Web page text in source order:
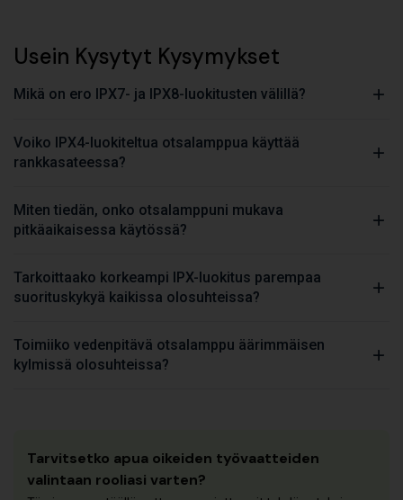
Usein Kysytyt Kysymykset
Mikä on ero IPX7- ja IPX8-luokitusten välillä?
Voiko IPX4-luokiteltua otsalamppua käyttää
rankkasateessa?
Miten tiedän, onko otsalamppuni mukava
pitkäaikaisessa käytössä?
Tarkoittaako korkeampi IPX-luokitus parempaa
suorituskykyä kaikissa olosuhteissa?
Toimiiko vedenpitävä otsalamppu äärimmäisen
kylmissä olosuhteissa?
Tarvitsetko apua oikeiden työvaatteiden
valintaan rooliasi varten?